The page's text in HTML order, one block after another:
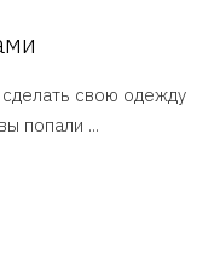
свою одежду
попали ...